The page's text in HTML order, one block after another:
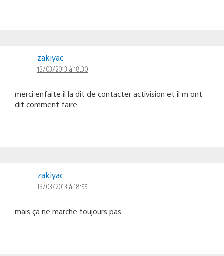
zakiyac
13/03/2013 à 18:30
merci enfaite il la dit de contacter activision et il m ont
dit comment faire
zakiyac
13/03/2013 à 18:55
mais ça ne marche toujours pas